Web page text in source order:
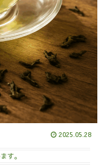
2025.05.28
す。